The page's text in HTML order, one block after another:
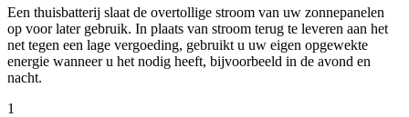
Een thuisbatterij slaat de overtollige stroom van uw zonnepanelen
op voor later gebruik. In plaats van stroom terug te leveren aan het
net tegen een lage vergoeding, gebruikt u uw eigen opgewekte
energie wanneer u het nodig heeft, bijvoorbeeld in de avond en
nacht.
1